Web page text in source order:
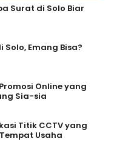
Surat di Solo Biar
Emang Bisa?
Online yang
Sia-sia
Titik CCTV yang
Usaha